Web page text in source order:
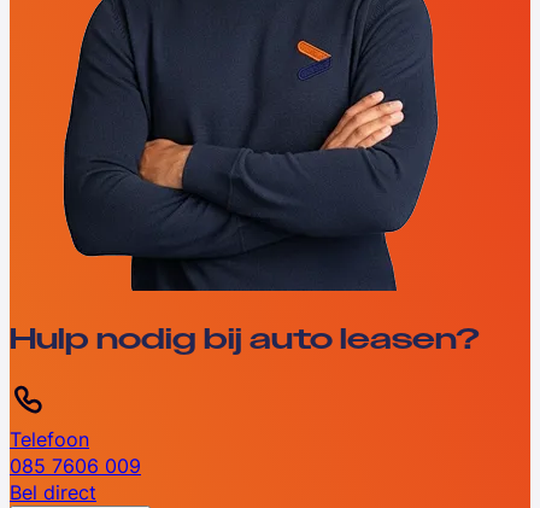
Hulp nodig bij auto leasen?
Telefoon
085 7606 009
Bel direct